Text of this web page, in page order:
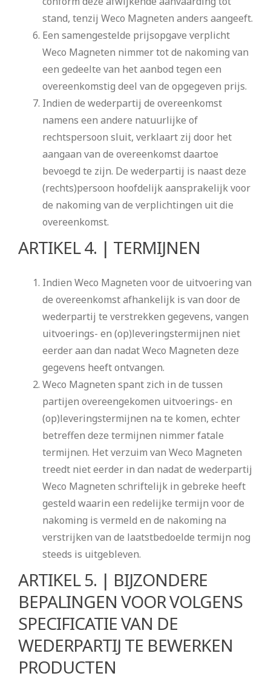
stand, tenzij Weco Magneten anders aangeeft.
Een samengestelde prijsopgave verplicht
Weco Magneten nimmer tot de nakoming van
een gedeelte van het aanbod tegen een
overeenkomstig deel van de opgegeven prijs.
Indien de wederpartij de overeenkomst
namens een andere natuurlijke of
rechtspersoon sluit, verklaart zij door het
aangaan van de overeenkomst daartoe
bevoegd te zijn. De wederpartij is naast deze
(rechts)persoon hoofdelijk aansprakelijk voor
de nakoming van de verplichtingen uit die
overeenkomst.
ARTIKEL 4. | TERMIJNEN
Indien Weco Magneten voor de uitvoering van
de overeenkomst afhankelijk is van door de
wederpartij te verstrekken gegevens, vangen
uitvoerings- en (op)leveringstermijnen niet
eerder aan dan nadat Weco Magneten deze
gegevens heeft ontvangen.
Weco Magneten spant zich in de tussen
partijen overeengekomen uitvoerings- en
(op)leveringstermijnen na te komen, echter
betreffen deze termijnen nimmer fatale
termijnen. Het verzuim van Weco Magneten
treedt niet eerder in dan nadat de wederpartij
Weco Magneten schriftelijk in gebreke heeft
gesteld waarin een redelijke termijn voor de
nakoming is vermeld en de nakoming na
verstrijken van de laatstbedoelde termijn nog
steeds is uitgebleven.
ARTIKEL 5. | BIJZONDERE
BEPALINGEN VOOR VOLGENS
SPECIFICATIE VAN DE
WEDERPARTIJ TE BEWERKEN
PRODUCTEN